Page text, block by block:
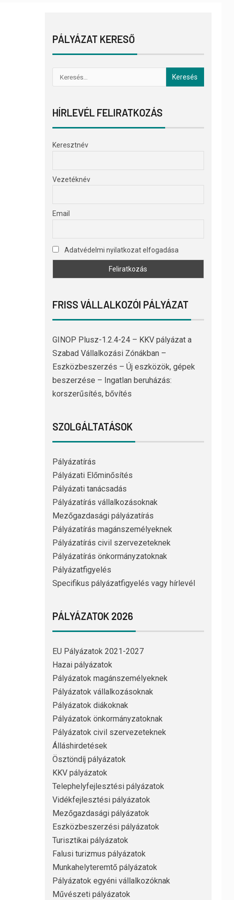
PÁLYÁZAT KERESŐ
HÍRLEVÉL FELIRATKOZÁS
Keresztnév
Vezetéknév
Email
Adatvédelmi nyilatkozat elfogadása
FRISS VÁLLALKOZÓI PÁLYÁZAT
GINOP Plusz-1.2.4-24 – KKV pályázat a
Szabad Vállalkozási Zónákban –
Eszközbeszerzés – Új eszközök, gépek
beszerzése – Ingatlan beruházás:
korszerűsítés, bővítés
SZOLGÁLTATÁSOK
Pályázatírás
Pályázati Előminősítés
Pályázati tanácsadás
Pályázatírás vállalkozásoknak
Mezőgazdasági pályázatírás
Pályázatírás magánszemélyeknek
Pályázatírás civil szervezeteknek
Pályázatírás önkormányzatoknak
Pályázatfigyelés
Specifikus pályázatfigyelés vagy hírlevél
PÁLYÁZATOK 2026
EU Pályázatok 2021-2027
Hazai pályázatok
Pályázatok magánszemélyeknek
Pályázatok vállalkozásoknak
Pályázatok diákoknak
Pályázatok önkormányzatoknak
Pályázatok civil szervezeteknek
Álláshirdetések
Ösztöndíj pályázatok
KKV pályázatok
Telephelyfejlesztési pályázatok
Vidékfejlesztési pályázatok
Mezőgazdasági pályázatok
Eszközbeszerzési pályázatok
Turisztikai pályázatok
Falusi turizmus pályázatok
Munkahelyteremtő pályázatok
Pályázatok egyéni vállalkozóknak
Művészeti pályázatok